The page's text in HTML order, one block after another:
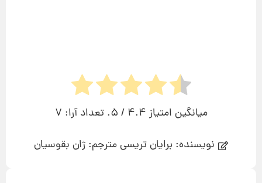
میانگین امتیاز 4.4 / 5. تعداد آرا:
7
نویسنده: برایان تریسی مترجم: ژان بقوسیان